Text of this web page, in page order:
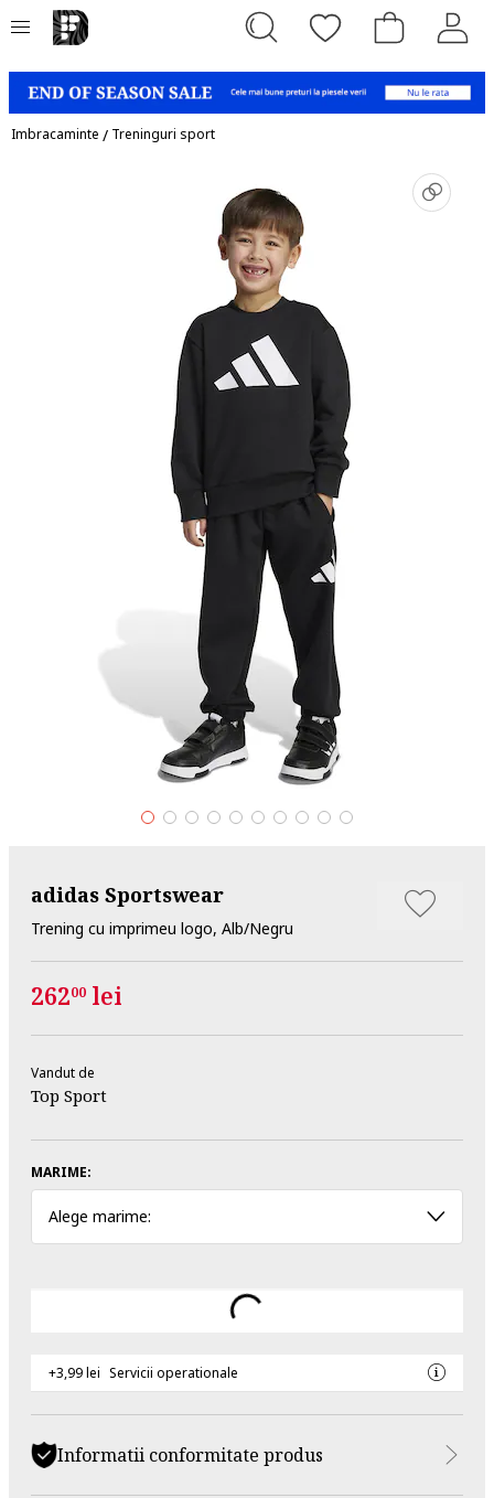
Imbracaminte / Treninguri sport
adidas Sportswear
Trening cu imprimeu logo, Alb/Negru
26200 lei
Vandut de
Top Sport
MARIME:
Alege marime:
+3,99 lei Servicii operationale
Informatii conformitate produs